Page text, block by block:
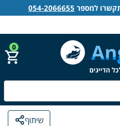
0
שיתוף
למספר 054-2066655